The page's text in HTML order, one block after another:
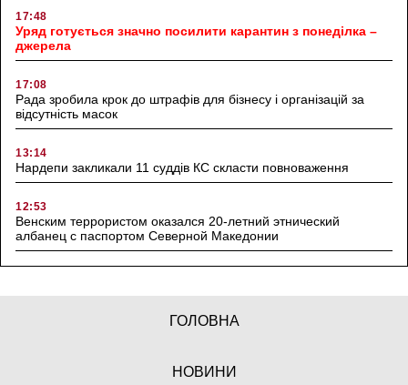
17:48
Уряд готується значно посилити карантин з понеділка –
джерела
17:08
Рада зробила крок до штрафів для бізнесу і організацій за
відсутність масок
13:14
Нардепи закликали 11 суддів КС скласти повноваження
12:53
Венским террористом оказался 20-летний этнический
албанец с паспортом Северной Македонии
ГОЛОВНА
НОВИНИ